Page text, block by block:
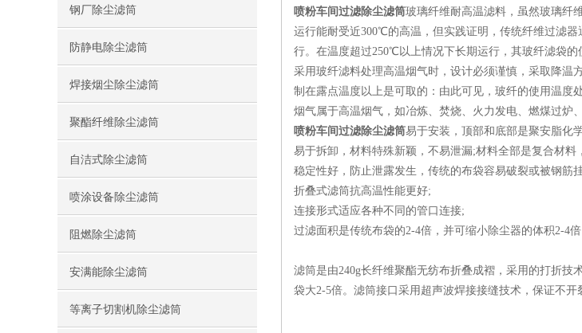
钢厂除尘滤筒
防静电除尘滤筒
焊接烟尘除尘滤筒
聚酯纤维除尘滤筒
自洁式除尘滤筒
喷涂设备除尘滤筒
阻燃除尘滤筒
安满能除尘滤筒
等离子切割机除尘滤筒
喷粉车间过滤除尘滤筒玻璃纤维耐高温滤料，虽然玻璃纤
运行能耐受近300℃的高温，但实践证明，传统纤维过滤
行。在温度超过250℃以上情况下长期运行，其玻纤滤袋
采用玻纤滤料处理高温烟气时，设计必须谨慎，采取降温
制在露点温度以上是可取的：由此可见，玻纤的使用温度
烟气属于高温烟气，如冶炼、焚烧、火力发电、燃煤过炉
喷粉车间过滤除尘滤筒易于安装，顶部和底部是聚安脂化
易于拆卸，材料特殊新颖，不易泄漏;材料全部是复合材料
稳定性好，防止泄露发生，传统的布袋容易破裂或被钢筋
折叠式滤筒抗高温性能更好;
连接形式适应各种不同的管口连接;
过滤面积是传统布袋的2-4倍，并可缩小除尘器的体积2-4
滤筒是由240g长纤维聚酯无纺布折叠成褶，采用的打折
袋大2-5倍。滤筒接口采用超声波焊接接缝技术，保证不开